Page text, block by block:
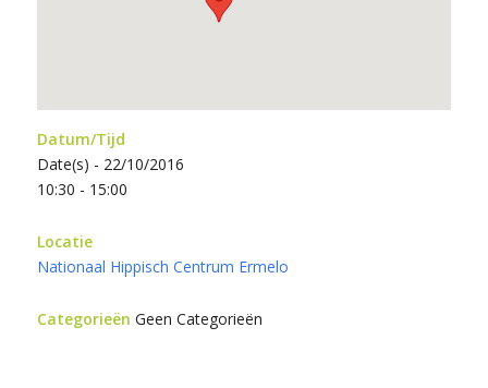
Datum/Tijd
Date(s) - 22/10/2016
10:30 - 15:00
Locatie
Nationaal Hippisch Centrum Ermelo
Categorieën Geen Categorieën